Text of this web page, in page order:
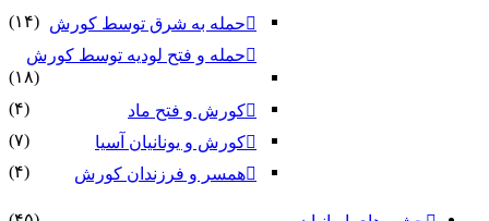
حمله به شرق توسط کورش (۱۴)
حمله و فتح لودیه توسط کورش
(۱۸)
کورش و فتح ماد
(۴)
کورش و یونانیان آسیا
(۷)
همسر و فرزندان کورش
(۴)